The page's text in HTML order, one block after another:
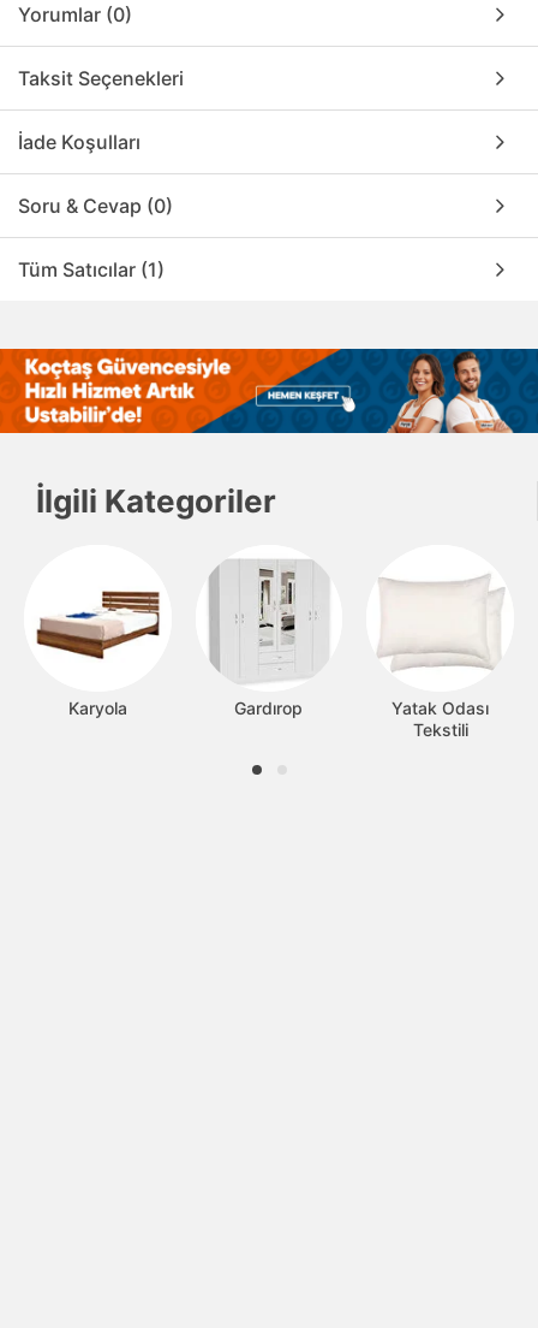
Yorumlar (0)
Taksit Seçenekleri
İade Koşulları
Soru & Cevap (0)
Tüm Satıcılar (1)
İlgili Kategoriler
Karyola Gardırop
Yatak Odası
Tekstili